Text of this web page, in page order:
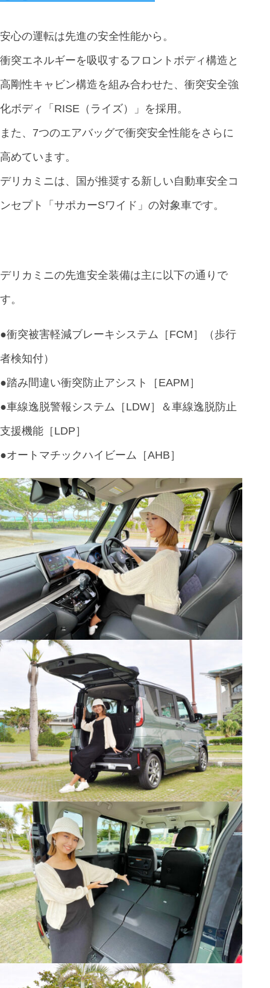
安心の運転は先進の安全性能から。
衝突エネルギーを吸収するフロントボディ構造と
高剛性キャビン構造を組み合わせた、衝突安全強
化ボディ「RISE（ライズ）」を採用。
また、7つのエアバッグで衝突安全性能をさらに
高めています。
デリカミニは、国が推奨する新しい自動車安全コ
ンセプト「サポカーSワイド」の対象車です。
デリカミニの先進安全装備は主に以下の通りで
す。
●衝突被害軽減ブレーキシステム［FCM］（歩行
者検知付）
●踏み間違い衝突防止アシスト［EAPM］
●車線逸脱警報システム［LDW］＆車線逸脱防止
支援機能［LDP］
●オートマチックハイビーム［AHB］